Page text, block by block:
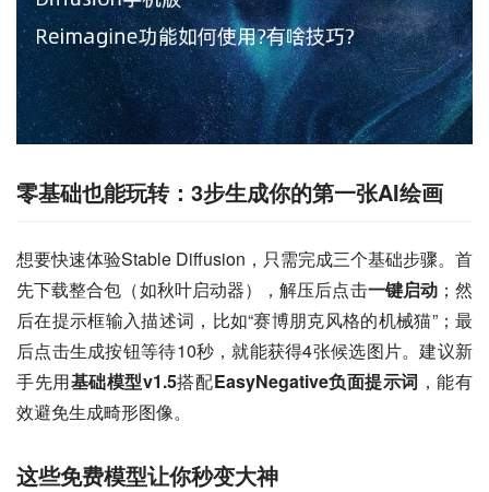
零基础也能玩转：3步生成你的第一张AI绘画
想要快速体验Stable Diffusion，只需完成三个基础步骤。首
先下载整合包（如秋叶启动器），解压后点击一键启动；然
后在提示框输入描述词，比如“赛博朋克风格的机械猫”；最
后点击生成按钮等待10秒，就能获得4张候选图片。建议新
手先用基础模型v1.5搭配EasyNegative负面提示词 ，能有
效避免生成畸形图像。
这些免费模型让你秒变大神